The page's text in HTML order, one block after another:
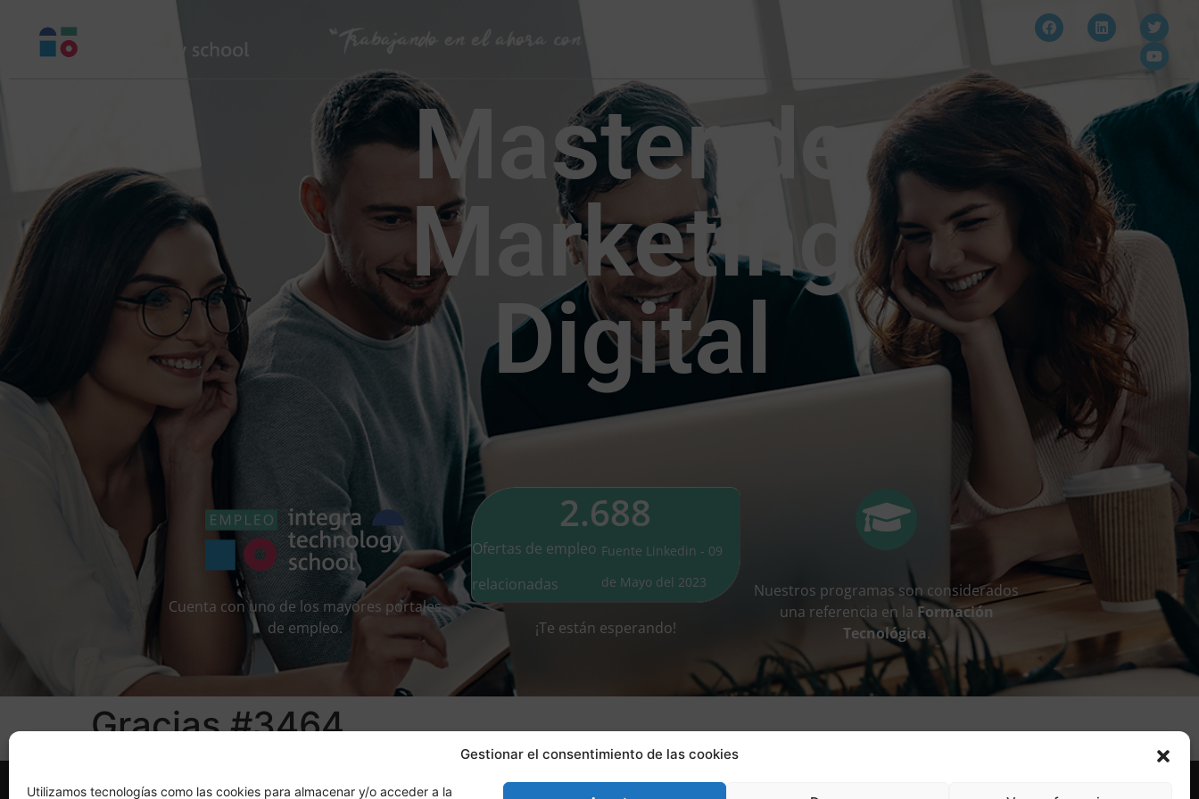
Gestionar el consentimiento de las cookies
Utilizamos tecnologías como las cookies para almacenar y/o acceder a la
Master de
Marketing
Digital
Cuenta con uno de los mayores portales
de empleo.
Ofertas de empleo
relacionadas
Fuente Linkedin - 09
de Mayo del 2023
2.688
¡Te están esperando!
Nuestros programas son considerados
una referencia en la Formación
Tecnológica.
Gracias #3464